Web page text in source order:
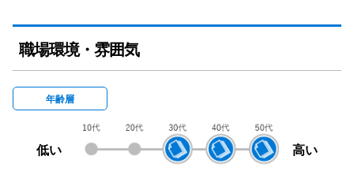
職場環境・雰囲気
年齢層
低い 高い